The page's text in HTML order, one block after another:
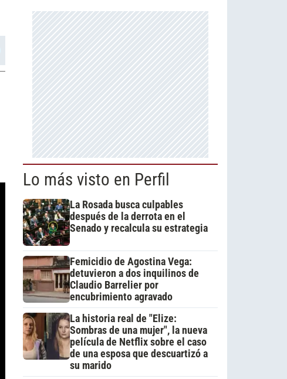
Lo más visto en Perfil
La Rosada busca culpables
después de la derrota en el
Senado y recalcula su estrategia
Femicidio de Agostina Vega:
detuvieron a dos inquilinos de
Claudio Barrelier por
encubrimiento agravado
La historia real de "Elize:
Sombras de una mujer", la nueva
película de Netflix sobre el caso
de una esposa que descuartizó a
su marido